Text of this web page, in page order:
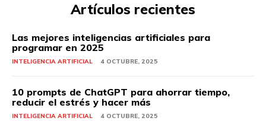
Artículos recientes
Las mejores inteligencias artificiales para
programar en 2025
INTELIGENCIA ARTIFICIAL 4 OCTUBRE, 2025
10 prompts de ChatGPT para ahorrar tiempo,
reducir el estrés y hacer más
INTELIGENCIA ARTIFICIAL 4 OCTUBRE, 2025